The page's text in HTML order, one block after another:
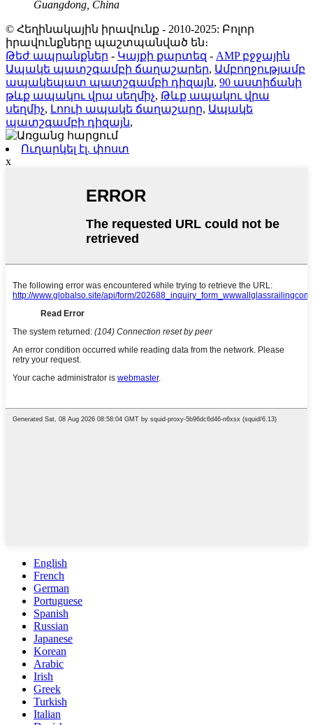
Guangdong, China
© Հեղինակային իրավունք - 2010-2025: Բոլոր
իրավունքները պաշտպանված են։
Թեժ ապրանքներ - Կայքի քարտեզ - AMP բջջային
Ապակե պատշգամբի ճաղաշարեր, Ամբողջությամբ
ապակեպատ պատշգամբի դիզայն, 90 աստիճանի
թևք ապակու վրա սեղմիչ, Թևք ապակու վրա
սեղմիչ, Լոուի ապակե ճաղաշարը, Ապակե
պատշգամբի դիզայն,
Ուղարկել էլ. փոստ
x
English
French
German
Portuguese
Spanish
Russian
Japanese
Korean
Arabic
Irish
Greek
Turkish
Italian